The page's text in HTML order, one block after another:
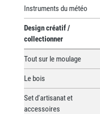
Instruments du météo
Design créatif /
collectionner
Tout sur le moulage
Le bois
Set d'artisanat et
accessoires